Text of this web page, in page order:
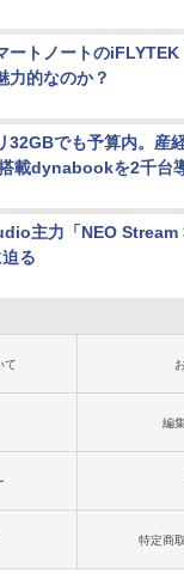
ートノートの
力的なのか？
32GBでも予算内。産
載dynabookを2千台
主力「NEO Stream
る
て
編
特定商